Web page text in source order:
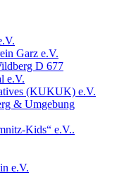
Garz e.V.
D 677
e.V.
(KUKUK) e.V.
& Umgebung
Kids“ e.V..
e.V.